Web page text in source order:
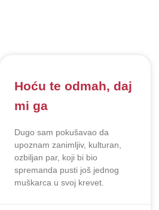
Hoću te odmah, daj
mi ga
Dugo sam pokušavao da
upoznam zanimljiv, kulturan,
ozbiljan par, koji bi bio
spremanda pusti još jednog
muškarca u svoj krevet.